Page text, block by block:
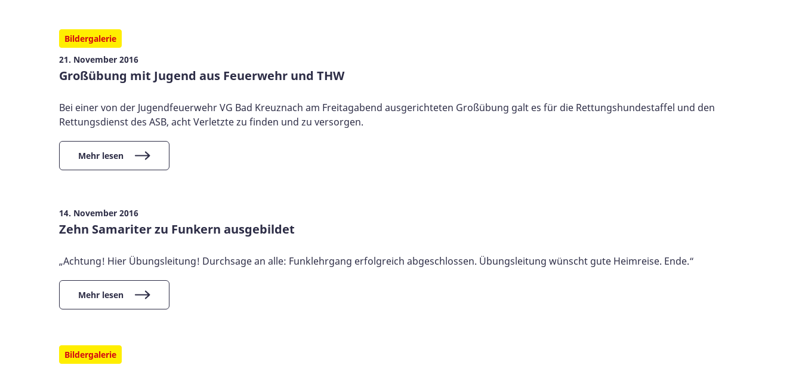
Bildergalerie
21. November 2016
Großübung mit Jugend aus Feuerwehr und THW
Bei einer von der Jugendfeuerwehr VG Bad Kreuznach am Freitagabend ausgerichteten Großübung galt es für die Rettungshundestaffel und den
Rettungsdienst des ASB, acht Verletzte zu finden und zu versorgen.
Mehr lesen
14. November 2016
Zehn Samariter zu Funkern ausgebildet
„Achtung! Hier Übungsleitung! Durchsage an alle: Funklehrgang erfolgreich abgeschlossen. Übungsleitung wünscht gute Heimreise. Ende.“
Mehr lesen
Bildergalerie